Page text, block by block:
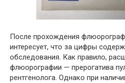
После прохождения
интересует, что за цифры
обследования. Как правило,
флюорографии — прерогатива
рентгенолога. Однако при